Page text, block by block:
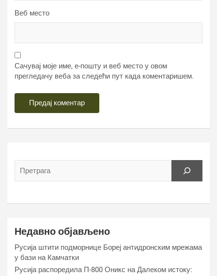
Веб место
Сачувај моје име, е-пошту и веб место у овом
прегледачу веба за следећи пут када коментаришем.
Недавно објављено
Русија штити подморнице Бореј антидронским мрежама
у бази на Камчатки
Русија распоредила П-800 Оникс на Далеком истоку: